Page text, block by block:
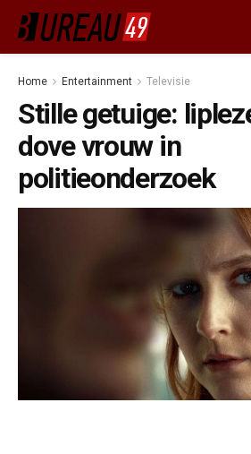
Home Entertainment Televisie
Stille getuige:
dove vrouw in
politieonderzoek